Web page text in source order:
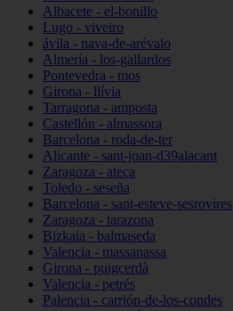
Albacete - el-bonillo
Lugo - viveiro
ávila - nava-de-arévalo
Almería - los-gallardos
Pontevedra - mos
Girona - llívia
Tarragona - amposta
Castellón - almassora
Barcelona - roda-de-ter
Alicante - sant-joan-d39alacant
Zaragoza - ateca
Toledo - seseña
Barcelona - sant-esteve-sesrovires
Zaragoza - tarazona
Bizkaia - balmaseda
Valencia - massanassa
Girona - puigcerdà
Valencia - petrés
Palencia - carrión-de-los-condes